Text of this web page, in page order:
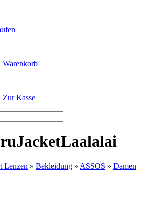
Warenkorb
Zur Kasse
Lenzen » Bekleidung » ASSOS » Damen